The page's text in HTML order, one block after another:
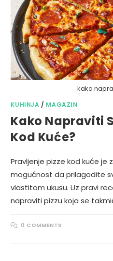
kako
KUHINJA / MAGAZIN
Kako Napraviti
Kod Kuće?
Pravljenje pizze kod kuće je
mogućnost da prilagodite
vlastitom ukusu. Uz pravi
napraviti pizzu koja se
0 COMMENTS